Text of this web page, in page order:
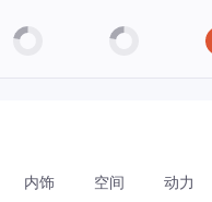
内饰 空间 动力